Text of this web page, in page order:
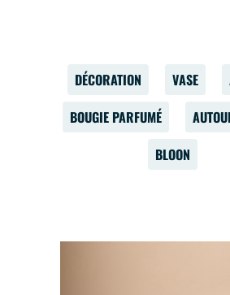
DÉCORATION VASE
BOUGIE PARFUMÉ
BLOON